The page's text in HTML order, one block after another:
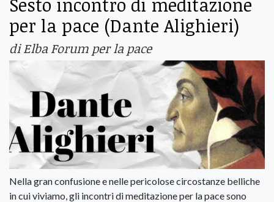
Sesto incontro di meditazione
per la pace (Dante Alighieri)
di Elba Forum per la pace
Nella gran confusione e nelle pericolose circostanze belliche
in cui viviamo, gli incontri di meditazione per la pace sono